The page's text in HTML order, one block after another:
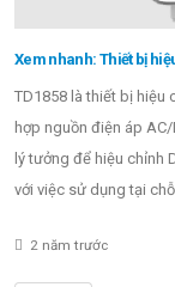
Xem nhanh: Thiết bị
TD1858 là thiết bị hiệu
hợp nguồn điện áp AC/
lý tưởng để hiệu chỉnh
với việc sử dụng tại chỗ.
2 năm trước